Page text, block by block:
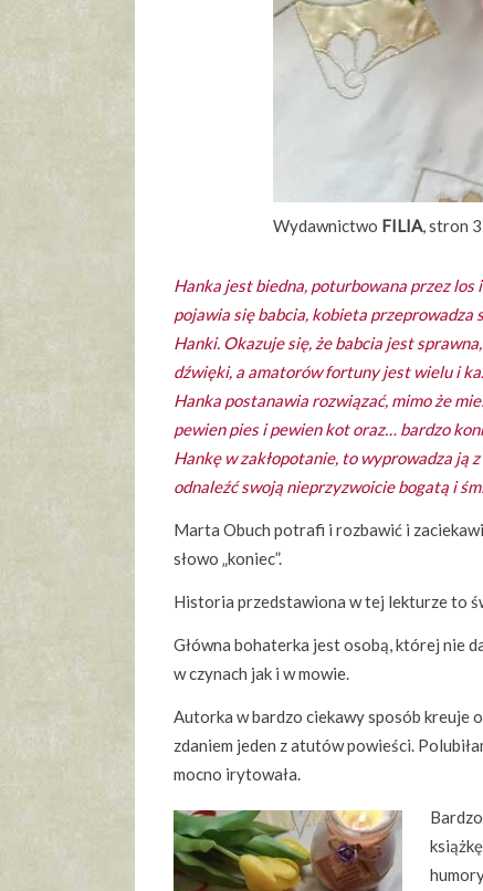
Wydawnictwo FILIA , stron
Hanka jest biedna, poturbowana przez
pojawia się babcia, kobieta
Hanki. Okazuje się, że babcia jest
dźwięki, a amatorów fortuny jest wielu i
Hanka postanawia rozwiązać, mimo że
pewien pies i pewien kot oraz… bardzo
Hankę w zakłopotanie, to wyprowadza ją
odnaleźć swoją nieprzyzwoicie bogatą i
Marta Obuch potrafi i rozbawić i
słowo „koniec”.
Historia przedstawiona w tej lekturze to
Główna bohaterka jest osobą, której nie
w czynach jak i w mowie.
Autorka w bardzo ciekawy sposób kreuje
zdaniem jeden z atutów powieści.
mocno irytowała.